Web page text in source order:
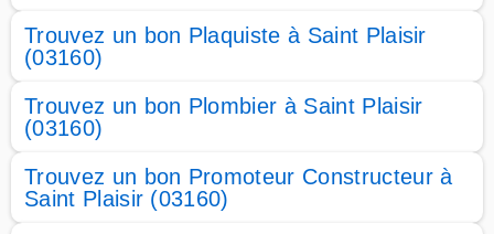
Trouvez un bon Plaquiste à Saint Plaisir
(03160)
Trouvez un bon Plombier à Saint Plaisir
(03160)
Trouvez un bon Promoteur Constructeur à
Saint Plaisir (03160)